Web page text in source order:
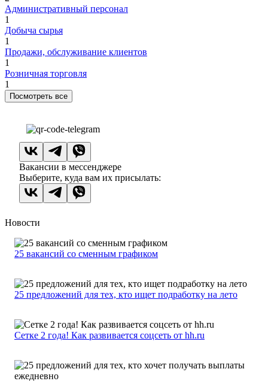
Административный персонал
1
Добыча сырья
1
Продажи, обслуживание клиентов
1
Розничная торговля
1
Посмотреть все
Вакансии в мессенджере
Выберите, куда вам их присылать:
Новости
25 вакансий со сменным графиком
25 предложений для тех, кто ищет подработку на лето
Сетке 2 года! Как развивается соцсеть от hh.ru